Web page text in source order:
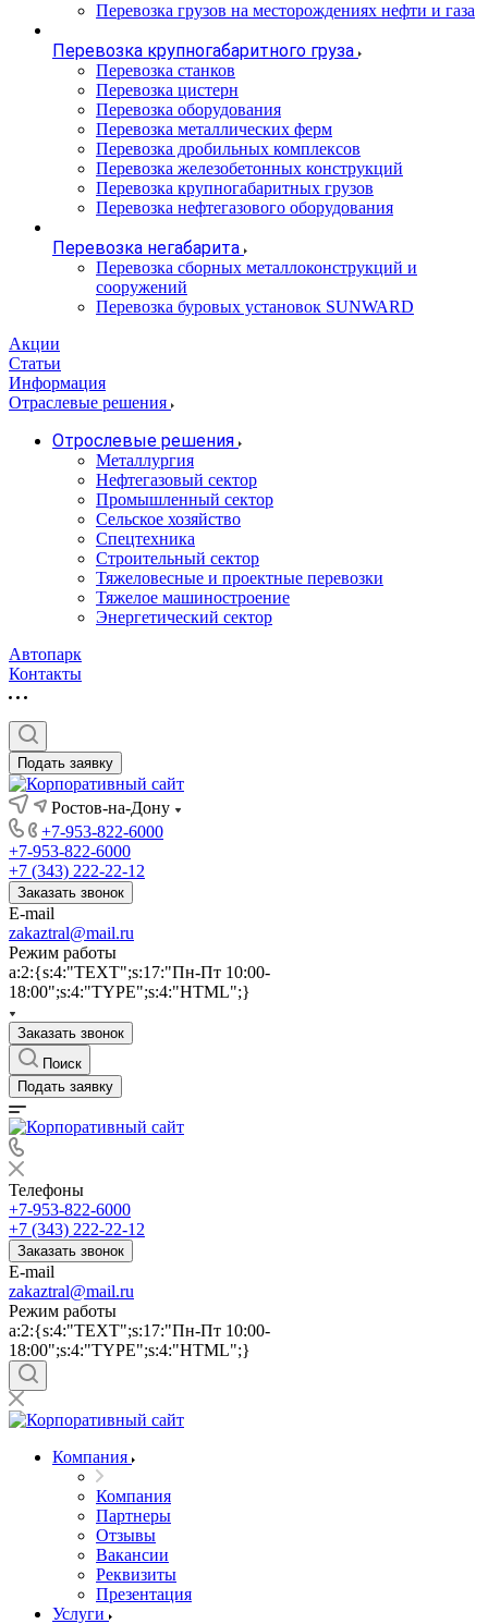
Перевозка грузов на месторождениях нефти и газа
Перевозка крупногабаритного груза
Перевозка станков
Перевозка цистерн
Перевозка оборудования
Перевозка металлических ферм
Перевозка дробильных комплексов
Перевозка железобетонных конструкций
Перевозка крупногабаритных грузов
Перевозка нефтегазового оборудования
Перевозка негабарита
Перевозка сборных металлоконструкций и
сооружений
Перевозка буровых установок SUNWARD
Акции
Статьи
Информация
Отраслевые решения
Отрослевые решения
Металлургия
Нефтегазовый сектор
Промышленный сектор
Сельское хозяйство
Спецтехника
Строительный сектор
Тяжеловесные и проектные перевозки
Тяжелое машиностроение
Энергетический сектор
Автопарк
Контакты
Подать заявку
Ростов-на-Дону
+7-953-822-6000
+7-953-822-6000
+7 (343) 222-22-12
Заказать звонок
E-mail
zakaztral@mail.ru
Режим работы
a:2:{s:4:"TEXT";s:17:"Пн-Пт 10:00-
18:00";s:4:"TYPE";s:4:"HTML";}
Заказать звонок
Поиск
Подать заявку
Телефоны
+7-953-822-6000
+7 (343) 222-22-12
Заказать звонок
E-mail
zakaztral@mail.ru
Режим работы
a:2:{s:4:"TEXT";s:17:"Пн-Пт 10:00-
18:00";s:4:"TYPE";s:4:"HTML";}
Компания
Компания
Партнеры
Отзывы
Вакансии
Реквизиты
Презентация
Услуги